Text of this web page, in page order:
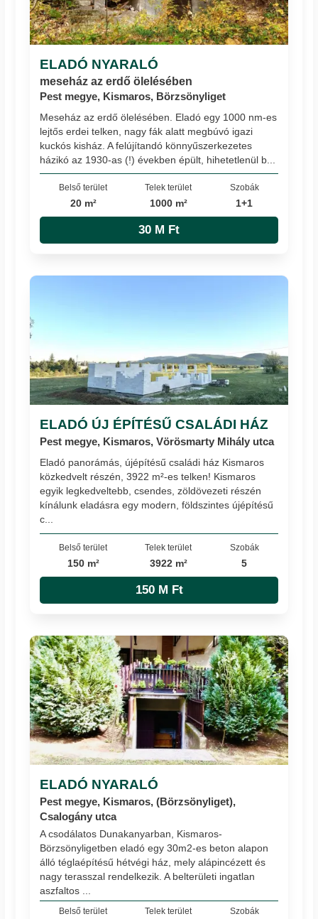
ELADÓ NYARALÓ
meseház az erdő ölelésében
Pest megye, Kismaros, Börzsönyliget
Meseház az erdő ölelésében. Eladó egy 1000 nm-es
lejtős erdei telken, nagy fák alatt megbúvó igazi
kuckós kisház. A felújítandó könnyűszerkezetes
házikó az 1930-as (!) években épült, hihetetlenül b...
Belső terület
20 m²
Telek terület
1000 m²
Szobák
1+1
30 M Ft
ELADÓ ÚJ ÉPÍTÉSŰ CSALÁDI HÁZ
Pest megye, Kismaros, Vörösmarty Mihály utca
Eladó panorámás, újépítésű családi ház Kismaros
közkedvelt részén, 3922 m²-es telken! Kismaros
egyik legkedveltebb, csendes, zöldövezeti részén
kínálunk eladásra egy modern, földszintes újépítésű
c...
Belső terület
150 m²
Telek terület
3922 m²
Szobák
5
150 M Ft
ELADÓ NYARALÓ
Pest megye, Kismaros, (Börzsönyliget),
Csalogány utca
A csodálatos Dunakanyarban, Kismaros-
Börzsönyligetben eladó egy 30m2-es beton alapon
álló téglaépítésű hétvégi ház, mely alápincézett és
nagy terasszal rendelkezik. A belterületi ingatlan
aszfaltos ...
Belső terület Telek terület Szobák